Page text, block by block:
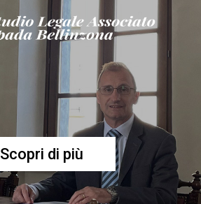
Scopri di più